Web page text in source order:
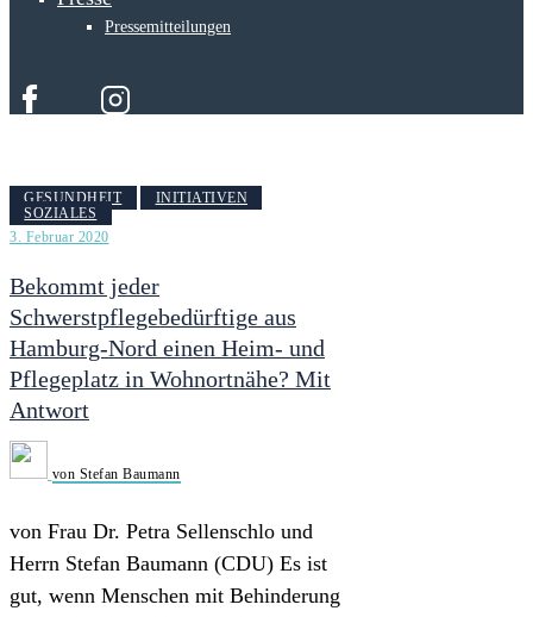
Pressemitteilungen
GESUNDHEIT
INITIATIVEN
SOZIALES
3. Februar 2020
Bekommt jeder
Schwerstpflegebedürftige aus
Hamburg-Nord einen Heim- und
Pflegeplatz in Wohnortnähe? Mit
Antwort
von Stefan Baumann
von Frau Dr. Petra Sellenschlo und
Herrn Stefan Baumann (CDU) Es ist
gut, wenn Menschen mit Behinderung